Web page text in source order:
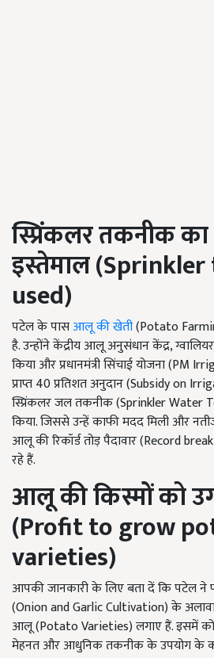
स्प्रिंकलर तकनीक
इस्तेमाल (
used)
पटेल के पासआलू की खेती(Potato
है. उन्होंने केंद्रीय आलू अनुसंधान केंद्र,
किया और प्रधानमंत्री सिंचाई योजना (PM
प्राप्त 40 प्रतिशत अनुदान (Subsidy on
स्प्रिंकलर जल तकनीक (Sprinkler Water
किया. जिससे उन्हें काफी मदद मिली और
आलू की रिकॉर्ड तोड़ पैदावार (Record
रहे हैं.
आलू की किस्मों को
(Profit to grow
varieties)
आपकी जानकारी के लिए बता दें कि पटेल
(Onion and Garlic Cultivation) के
आलू (Potato Varieties) लगाए हैं. इसमें
मेहनत और आधुनिक तकनीक के उपयोग के